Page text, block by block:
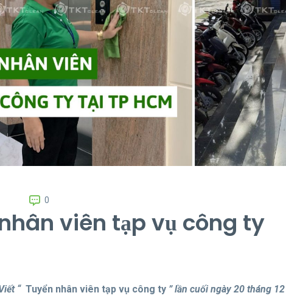
0
viên tạp vụ công ty
“Tuyển nhân viên tạp vụ công ty ” lần cuối ngày 20 tháng